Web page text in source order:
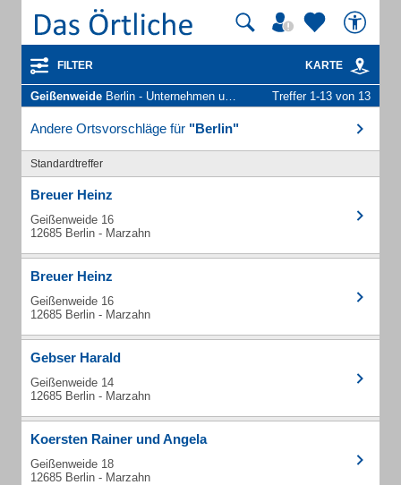
FILTER KARTE
Geißenweide Berlin - Unternehmen und Personen Treffer 1-13 von 13
Andere Ortsvorschläge für "Berlin"
Standardtreffer
Breuer Heinz
Geißenweide 16
12685 Berlin - Marzahn
Breuer Heinz
Geißenweide 16
12685 Berlin - Marzahn
Gebser Harald
Geißenweide 14
12685 Berlin - Marzahn
Koersten Rainer und Angela
Geißenweide 18
12685 Berlin - Marzahn